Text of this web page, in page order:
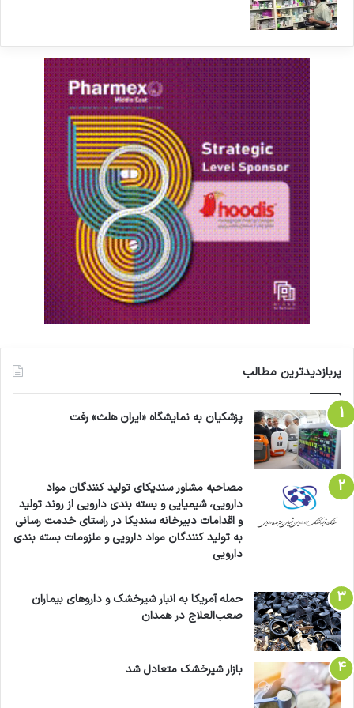
نظیر جوش و آکنه شناخته می‌شود.
ترکیب کلیندامایسین فسفات در ژل آکنومیس دارای
خواص ضد باکتریایی و ضد التهابی است که به
کاهش التهابات مرتبط با جوش و آکنه کمک می‌کند.
این ماده فعال به عنوان یک آنتی‌بیوتیک موضعی
عمل کرده و با کاهش تعداد باکتری‌های موجود در
منطقه مورد نظر، به بهبود وضعیت پوست کمک
می‌کند.
همچنین، ترتینوئین که یک ترکیب مشتق از ویتامین
A است، خواص ضد التهابی و تسریع‌کننده فرآیند
بازسازی پوست را داراست. این ماده فعال با تسریع
فرآیند بازسازی سلول‌های پوستی، به تسریع در درمان
جوش و آکنه کمک می‌کند و باعث کاهش قرمزی و
التهابات پوستی می‌شود.
بنابراین، ژل آکنومیس به عنوان یک راهکار کامل,
موثر و چندگانه برای درمان جوش و آکنه شناخته
می‌شود که با ترکیب منحصر به فرد کلیندامایسین
فسفات و ترتینوئین، بهبود وضعیت پوست را تسریع
می‌بخشد و به افراد کمک می‌کند تا پوستی سالم و
زیبا داشته باشند.
پماد،کرم و لوسیون مگاکورت، راهکاری مؤثر برای
درمان التهاب و خارش پوست
پربازدیدترین مطالب
پزشکیان به نمایشگاه «ایران هلث» رفت
مصاحبه مشاور سندیکای تولید کنندگان مواد
دارویی، شیمیایی و بسته بندی دارویی از روند تولید
و اقدامات دبیرخانه سندیکا در راستای خدمت رسانی
به تولید کنندگان مواد دارویی و ملزومات بسته بندی
دارویی
حمله آمریکا به انبار شیرخشک و داروهای بیماران
صعب‌العلاج در همدان
بازار شیرخشک متعادل شد